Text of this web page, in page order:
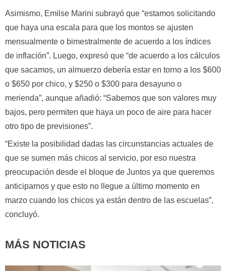
Asimismo, Emilse Marini subrayó que “estamos solicitando
que haya una escala para que los montos se ajusten
mensualmente o bimestralmente de acuerdo a los índices
de inflación”. Luego, expresó que “de acuerdo a los cálculos
que sacamos, un almuerzo debería estar en torno a los $600
o $650 por chico, y $250 o $300 para desayuno o
merienda”, aunque añadió: “Sabemos que son valores muy
bajos, pero permiten que haya un poco de aire para hacer
otro tipo de previsiones”.
“Existe la posibilidad dadas las circunstancias actuales de
que se sumen más chicos al servicio, por eso nuestra
preocupación desde el bloque de Juntos ya que queremos
anticiparnos y que esto no llegue a último momento en
marzo cuando los chicos ya están dentro de las escuelas”,
concluyó.
MÁS NOTICIAS